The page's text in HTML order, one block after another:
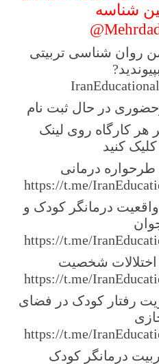
شناسه
روان شناسی تربیتی
در حال ثبت نام
کارگاه روی لینک
کنید
https://t.me/
درمانگر کودک و
https://t.me/
https://t.me/
رفتار کودک در فضای
https://t.me/